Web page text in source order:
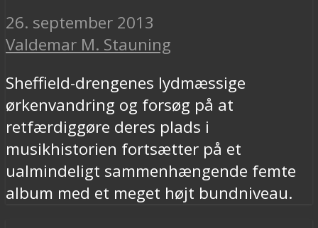
26. september 2013
Valdemar M. Stauning
Sheffield-drengenes lydmæssige
ørkenvandring og forsøg på at
retfærdiggøre deres plads i
musikhistorien fortsætter på et
ualmindeligt sammenhængende femte
album med et meget højt bundniveau.